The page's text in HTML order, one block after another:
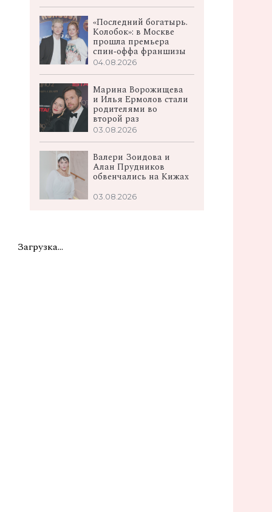
«Последний богатырь.
Колобок»: в Москве
прошла премьера
спин‑оффа франшизы
04.08.2026
Марина Ворожищева
и Илья Ермолов стали
родителями во
второй раз
03.08.2026
Валери Зоидова и
Алан Прудников
обвенчались на Кижах
03.08.2026
Загрузка...